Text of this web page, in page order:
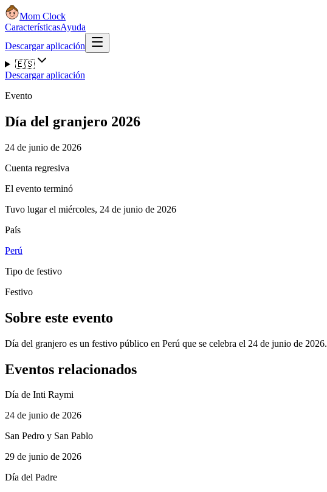
Mom Clock
CaracterísticasAyuda
Descargar aplicación
🇪🇸
Descargar aplicación
Evento
Día del granjero 2026
24 de junio de 2026
Cuenta regresiva
El evento terminó
Tuvo lugar el miércoles, 24 de junio de 2026
País
Perú
Tipo de festivo
Festivo
Sobre este evento
Día del granjero es un festivo público en Perú que se celebra el 24 de junio de 2026.
Eventos relacionados
Día de Inti Raymi
24 de junio de 2026
San Pedro y San Pablo
29 de junio de 2026
Día del Padre